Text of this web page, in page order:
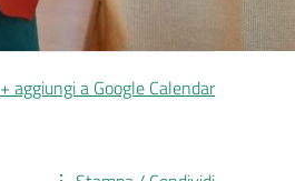
+ aggiungi a Google Calendar